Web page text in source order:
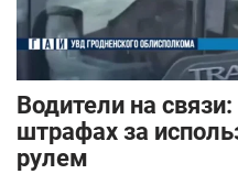
Водители на
штрафах за
рулем